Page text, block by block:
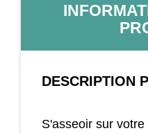
DESCRIPTION
S'asseoir sur